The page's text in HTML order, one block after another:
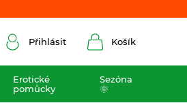
Přihlásit Košík
Erotické
pomůcky
Sezóna
🌞